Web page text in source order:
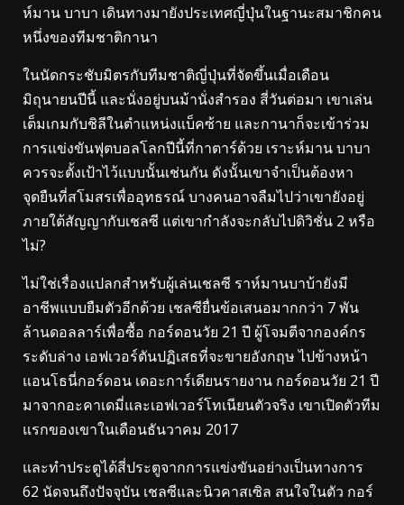
ห์มาน บาบา เดินทางมายังประเทศญี่ปุ่นในฐานะสมาชิกคน
หนึ่งของทีมชาติกานา
ในนัดกระชับมิตรกับทีมชาติญี่ปุ่นที่จัดขึ้นเมื่อเดือน
มิถุนายนปีนี้ และนั่งอยู่บนม้านั่งสำรอง สี่วันต่อมา เขาเล่น
เต็มเกมกับชิลีในตำแหน่งแบ็คซ้าย และกานาก็จะเข้าร่วม
การแข่งขันฟุตบอลโลกปีนี้ที่กาตาร์ด้วย เราะห์มาน บาบา
ควรจะตั้งเป้าไว้แบบนั้นเช่นกัน ดังนั้นเขาจำเป็นต้องหา
จุดยืนที่สโมสรเพื่ออุทธรณ์ บางคนอาจลืมไปว่าเขายังอยู่
ภายใต้สัญญากับเชลซี แต่เขากำลังจะกลับไปดิวิชั่น 2 หรือ
ไม่?
ไม่ใช่เรื่องแปลกสำหรับผู้เล่นเชลซี ราห์มานบาบ้ายังมี
อาชีพแบบยืมตัวอีกด้วย เชลซียื่นข้อเสนอมากกว่า 7 พัน
ล้านดอลลาร์เพื่อซื้อ กอร์ดอนวัย 21 ปี ผู้โจมตีจากองค์กร
ระดับล่าง เอฟเวอร์ตันปฏิเสธที่จะขายอังกฤษ ไปข้างหน้า
แอนโธนี่กอร์ดอน เดอะการ์เดียนรายงาน กอร์ดอนวัย 21 ปี
มาจากอะคาเดมี่และเอฟเวอร์โทเนียนตัวจริง เขาเปิดตัวทีม
แรกของเขาในเดือนธันวาคม 2017
และทำประตูได้สี่ประตูจากการแข่งขันอย่างเป็นทางการ
62 นัดจนถึงปัจจุบัน เชลซีและนิวคาสเซิล สนใจในตัว กอร์